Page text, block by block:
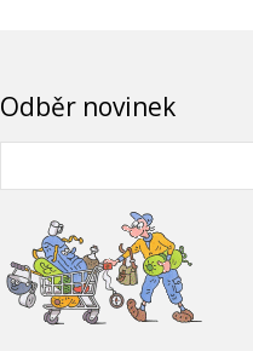
Odběr novinek